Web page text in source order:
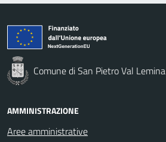
Comune di San Pietro Val Lemina
AMMINISTRAZIONE
Aree amministrative